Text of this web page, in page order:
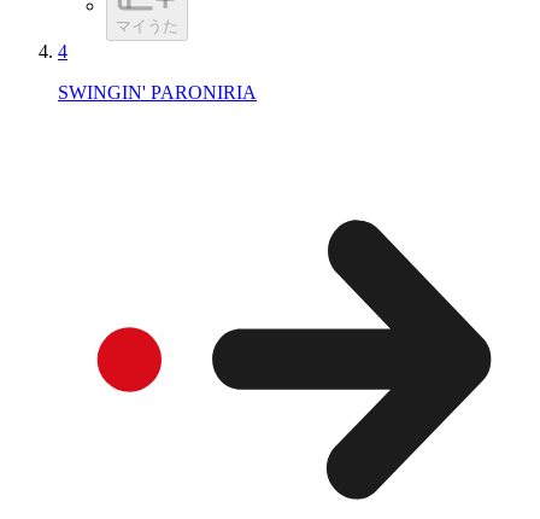
マイうた
4
SWINGIN' PARONIRIA